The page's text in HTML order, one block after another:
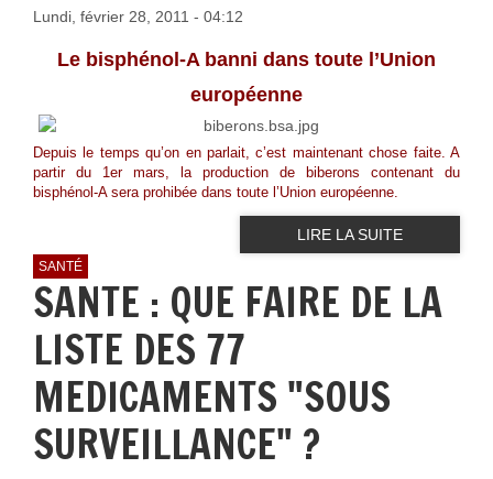
Lundi, février 28, 2011 - 04:12
Le bisphénol-A banni dans toute l’Union
européenne
Depuis le temps qu’on en parlait, c’est maintenant chose faite. A
partir du 1er mars, la production de biberons contenant du
bisphénol-A sera prohibée dans toute l’Union européenne.
LIRE LA SUITE
SANTÉ
SANTE : QUE FAIRE DE LA
LISTE DES 77
MEDICAMENTS "SOUS
SURVEILLANCE" ?